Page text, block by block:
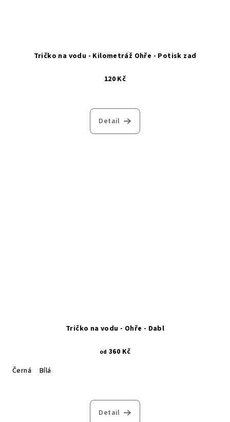
Tričko na vodu - Kilometráž Ohře - Potisk zad
120 Kč
Detail
Tričko na vodu - Ohře - Dabl
od 360 Kč
Černá
Bílá
Detail